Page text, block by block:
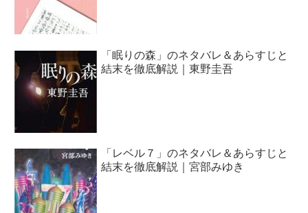
「眠りの森」のネタバレ＆あらすじと
結末を徹底解説｜東野圭吾
「レベル７」のネタバレ＆あらすじと
結末を徹底解説｜宮部みゆき